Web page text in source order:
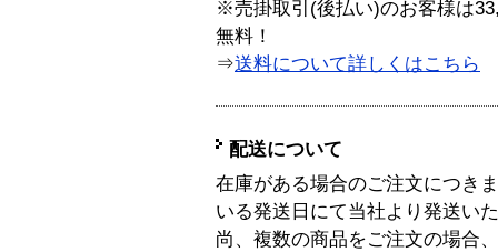
※売掛取引(後払い)のお客様は
無料！
⇒送料について詳しくはこちら
配送について
在庫がある場合のご注文につき
いる発送日にて当社より発送い
尚、複数の商品をご注文の場合